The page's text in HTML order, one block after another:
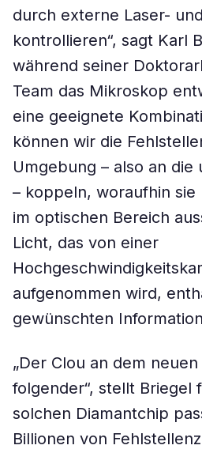
durch externe Laser-
kontrollieren“, sagt Karl
während seiner
Team das Mikroskop
eine geeignete
können wir die
Umgebung – also an
– koppeln, woraufhin sie
im optischen Bereich
Licht, das von einer
aufgenommen wird,
gewünschten
„Der Clou an dem
folgender“, stellt Briegel
solchen Diamantchip
Billionen von